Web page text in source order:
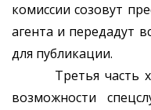
комиссии созовут
агента и передадут
для публикации.
Третья часть
возможности